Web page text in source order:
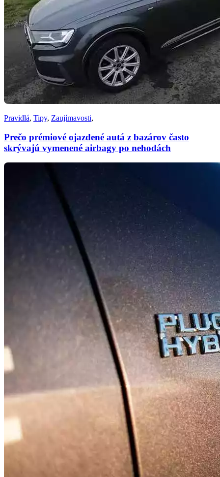
Pravidlá, Tipy, Zaujímavosti,
Prečo prémiové ojazdené autá z bazárov často
skrývajú vymenené airbagy po nehodách